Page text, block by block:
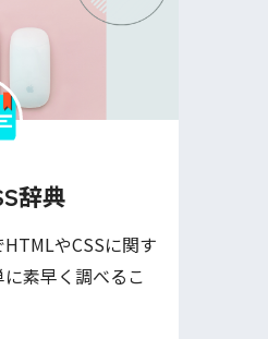
辞典
やCSSに関す
素早く調べるこ